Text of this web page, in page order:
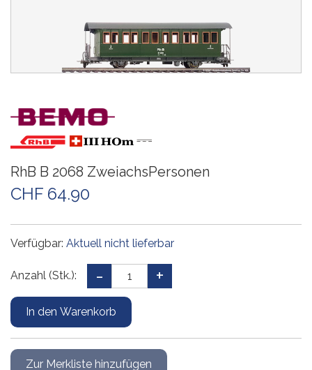
RhB B 2068 ZweiachsPersonen
CHF 64.90
Verfügbar: Aktuell nicht lieferbar
Anzahl (Stk.):